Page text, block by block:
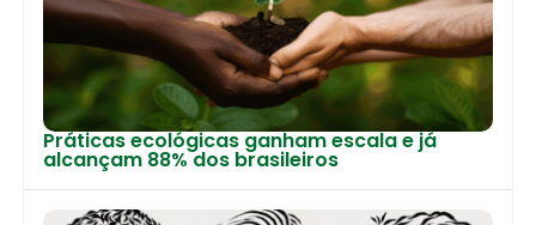
Práticas ecológicas ganham escala e já
alcançam 88% dos brasileiros